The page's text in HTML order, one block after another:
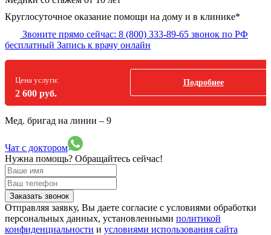
Круглосуточное оказание помощи на дому и в клинике*
Звоните прямо сейчас: 8 (800) 333-89-65 звонок по РФ
бесплатный Запись к врачу онлайн
Цена услуги:
2 600 руб.
Подробнее
Мед. бригад на линии – 9
Чат с доктором
Нужна помощь? Обращайтесь сейчас!
Заказать звонок
Отправляя заявку, Вы даете согласие с условиями обработки
персональных данных, установленными политикой
конфиденциальности и условиями использования сайта